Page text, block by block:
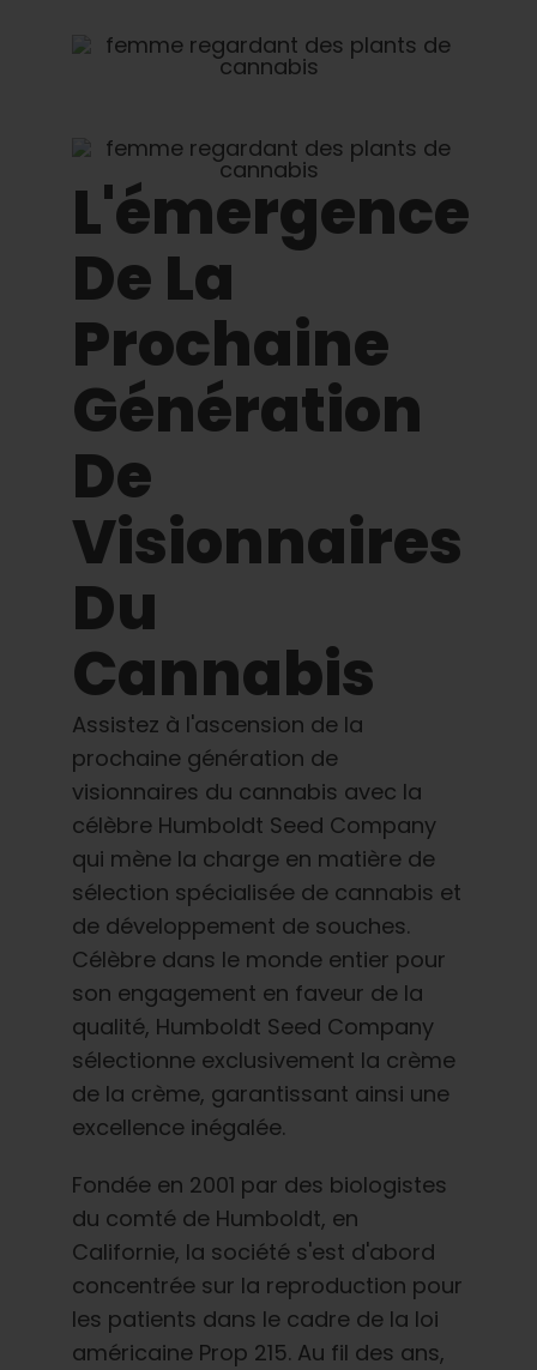
A propos de
Chasse au phéno
Préserver le patrimoine génétique des
Caraïbes
Contact
Boutique
Français
Recherche
L'émergence
De La
Prochaine
Génération
De
Visionnaires
Du
Cannabis
Assistez à l'ascension de la
prochaine génération de
visionnaires du cannabis avec la
célèbre Humboldt Seed Company
qui mène la charge en matière de
sélection spécialisée de cannabis et
de développement de souches.
Célèbre dans le monde entier pour
son engagement en faveur de la
qualité, Humboldt Seed Company
sélectionne exclusivement la crème
de la crème, garantissant ainsi une
excellence inégalée.
Fondée en 2001 par des biologistes
du comté de Humboldt, en
Californie, la société s'est d'abord
concentrée sur la reproduction pour
les patients dans le cadre de la loi
américaine Prop 215. Au fil des ans,